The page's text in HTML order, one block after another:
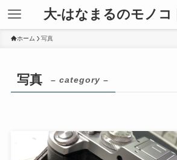
大-はなまるのモノコ
ホーム 写真
写真 – category –